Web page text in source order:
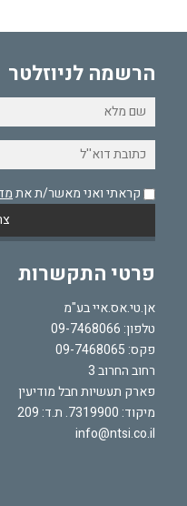
הרשמה לניוזלטר
קראתי ואני מאשר/ת את
פרטי התקשרות
אן.טי.אס.איי בע"מ
טלפון: 09-7468066
פקס: 09-7468065
רחוב החרוב 3
פארק תעשיות חבל מודיעין
מיקוד: 7319900. ת.ד: 209
info@ntsi.co.il